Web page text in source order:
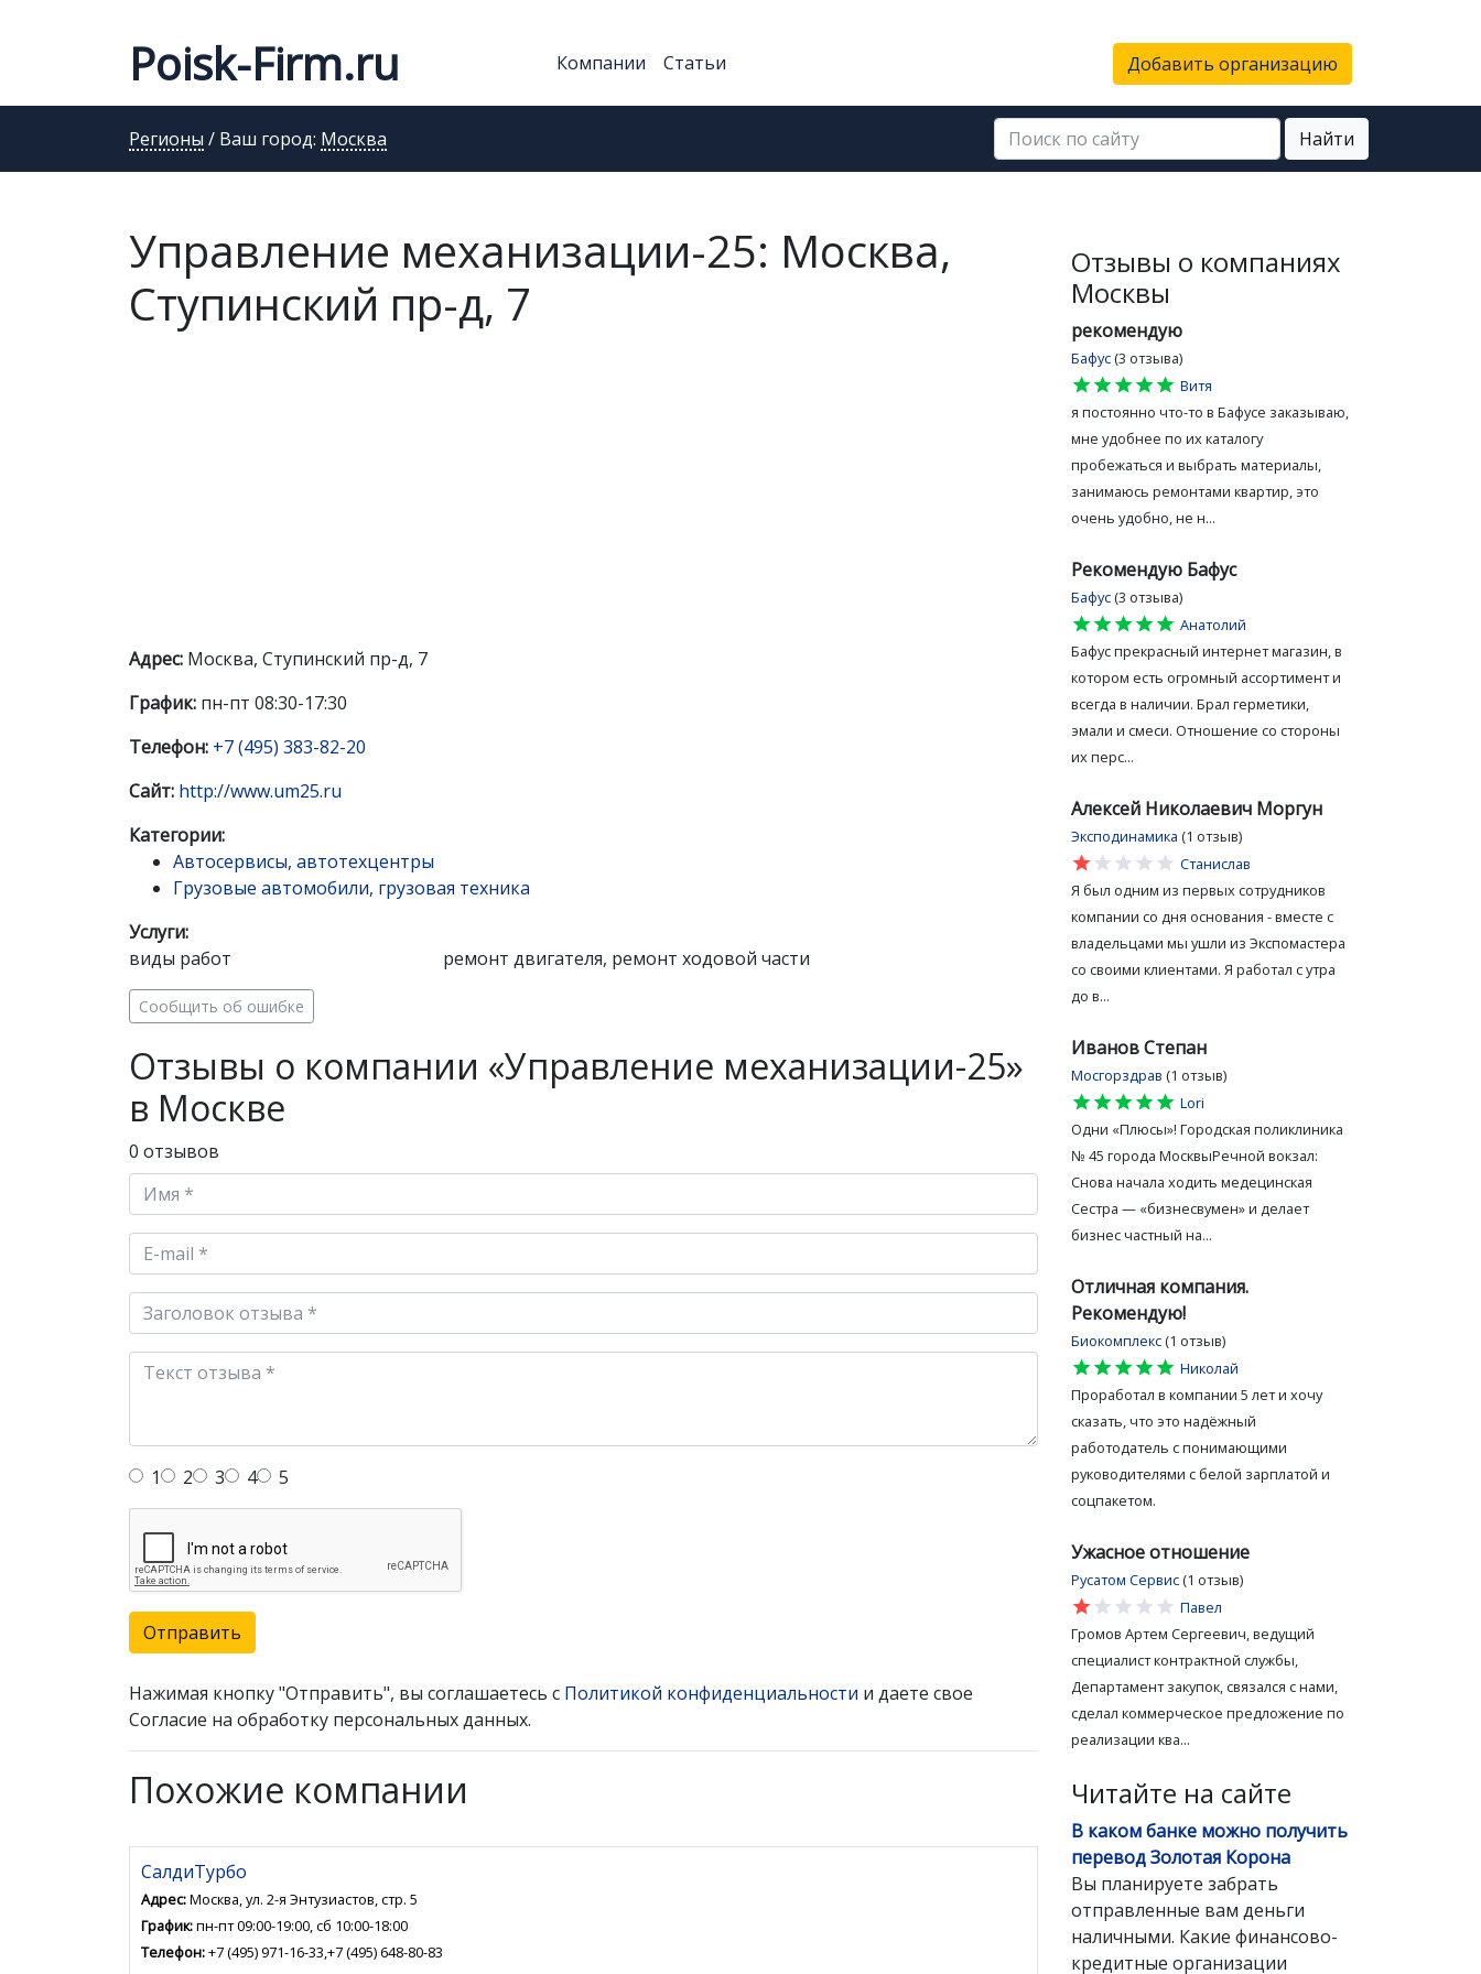
Poisk-Firm.ru Компании Статьи Добавить организацию
Регионы / Ваш город: Москва Найти
Управление механизации-25: Москва,
Ступинский пр-д, 7
Адрес: Москва, Ступинский пр-д, 7
График: пн-пт 08:30-17:30
Телефон: +7 (495) 383-82-20
Сайт: http://www.um25.ru
Категории:
Автосервисы, автотехцентры
Грузовые автомобили, грузовая техника
Услуги:
виды работ
ремонт двигателя, ремонт ходовой части
Сообщить об ошибке
Отзывы о компании «Управление механизации-25»
в Москве
0 отзывов
1 2 3 4 5
Отправить
Нажимая кнопку "Отправить", вы соглашаетесь с Политикой конфиденциальности и даете свое
Согласие на обработку персональных данных.
Похожие компании
СалдиТурбо
Адрес:Москва, ул. 2-я Энтузиастов, стр. 5
График:пн-пт 09:00-19:00, сб 10:00-18:00
Телефон:+7 (495) 971-16-33,+7 (495) 648-80-83
Отзывы о компаниях
Москвы
рекомендую
Бафус (3 отзыва)
star
star
star
star
star
Витя
я постоянно что-то в Бафусе заказываю,
мне удобнее по их каталогу
пробежаться и выбрать материалы,
занимаюсь ремонтами квартир, это
очень удобно, не н...
Рекомендую Бафус
Бафус (3 отзыва)
star
star
star
star
star
Анатолий
Бафус прекрасный интернет магазин, в
котором есть огромный ассортимент и
всегда в наличии. Брал герметики,
эмали и смеси. Отношение со стороны
их перс...
Алексей Николаевич Моргун
Эксподинамика (1 отзыв)
star
star
star
star
star
Станислав
Я был одним из первых сотрудников
компании со дня основания - вместе с
владельцами мы ушли из Экспомастера
со своими клиентами. Я работал с утра
до в...
Иванов Степан
Мосгорздрав (1 отзыв)
star
star
star
star
star
Lori
Одни «Плюсы»! Городская поликлиника
№ 45 города МосквыРечной вокзал:
Снова начала ходить медецинская
Сестра — «бизнесвумен» и делает
бизнес частный на...
Отличная компания.
Рекомендую!
Биокомплекс (1 отзыв)
star
star
star
star
star
Николай
Проработал в компании 5 лет и хочу
сказать, что это надёжный
работодатель с понимающими
руководителями с белой зарплатой и
соцпакетом.
Ужасное отношение
Русатом Сервис (1 отзыв)
star
star
star
star
star
Павел
Громов Артем Сергеевич, ведущий
специалист контрактной службы,
Департамент закупок, связался с нами,
сделал коммерческое предложение по
реализации ква...
Читайте на сайте
В каком банке можно получить
перевод Золотая Корона
Вы планируете забрать
отправленные вам деньги
наличными. Какие финансово-
кредитные организации